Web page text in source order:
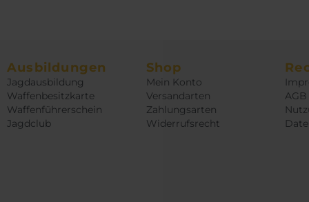
Ausbildungen
Jagdausbildung
Waffenbesitzkarte
Waffenführerschein
Jagdclub
Shop
Mein Konto
Versandarten
Zahlungsarten
Widerrufsrecht
AGB